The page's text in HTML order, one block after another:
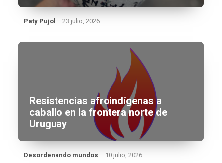
Paty Pujol 23 julio, 2026
Resistencias afroindígenas a
caballo en la frontera norte de
Uruguay
Desordenando mundos 10 julio, 2026